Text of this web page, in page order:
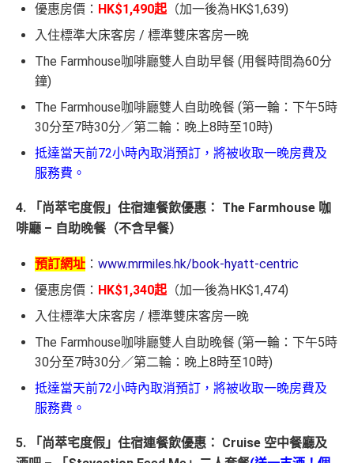
優惠房價： HK$1,490起 （加一後為HK$1,639)
入住標準大床客房 / 標準雙床客房一晚
The Farmhouse咖啡廳雙人自助早餐 (用餐時間為60分
鐘)
The Farmhouse咖啡廳雙人自助晚餐 (第一輪：下午5時
30分至7時30分／第二輪：晚上8時至10時)
抵達當天前72小時內取消預訂，將被收取一晚房費及
服務費。
4. 「尚萃宅度假」住宿連餐飲優惠： The Farmhouse 咖
啡廳 – 自助晚餐（不含早餐）
預訂網址 ： www.mrmiles.hk/book-hyatt-centric
優惠房價： HK$1,340起（加一後為HK$1,474)
入住標準大床客房 / 標準雙床客房一晚
The Farmhouse咖啡廳雙人自助晚餐 (第一輪：下午5時
30分至7時30分／第二輪：晚上8時至10時)
抵達當天前72小時內取消預訂，將被收取一晚房費及
服務費。
5. 「尚萃宅度假」住宿連餐飲優惠： Cruise 空中餐廳及